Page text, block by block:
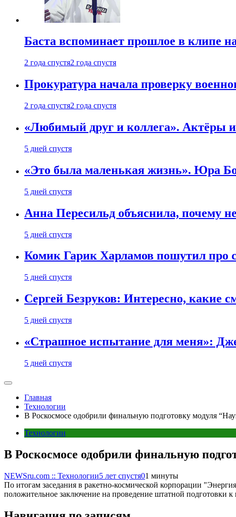
Баста вспоминает прошлое в клипе
2 года спустя2 года спустя
Прокуратура начала проверку
2 года спустя2 года спустя
«Любимый друг и коллега». Актёры
5 дней спустя
«Это была маленькая жизнь». Юра
5 дней спустя
Анна Пересильд объяснила, почему
5 дней спустя
Комик Гарик Харламов пошутил про
5 дней спустя
Сергей Безруков: Интересно, какие
5 дней спустя
«Страшное испытание для меня»:
5 дней спустя
Главная
Технологии
В Роскосмосе одобрили финальную подготовку модуля
Технологии
В Роскосмосе одобрили финальную
NEWSru.com :: Технологии5 лет спустя01 минуты
По итогам заседания в ракетно-космической корпорации
положительное заключение на проведение штатной подготовки